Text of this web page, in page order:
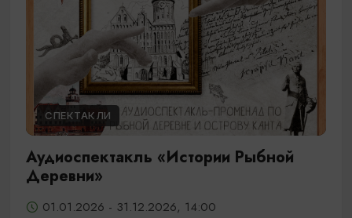
СПЕКТАКЛИ
Аудиоспектакль «Истории Рыбной
Деревни»
01.01.2026 - 31.12.2026, 14:00